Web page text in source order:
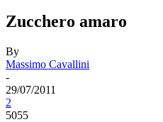
Zucchero amaro
By
Massimo Cavallini
-
29/07/2011
2
5055